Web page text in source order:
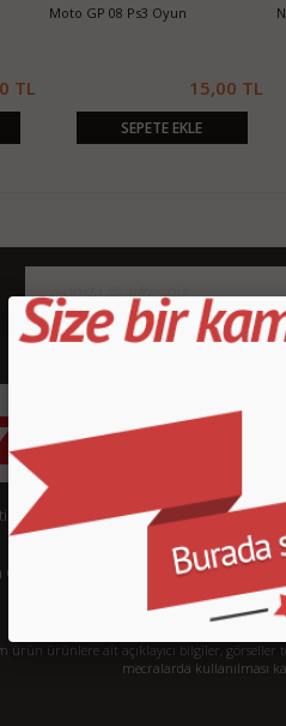
TL
Moto GP 08 Ps3 Oyun
15,00 TL
SEPETE EKLE
Konak Ap. No:77/1 Beşiktaş - İstanbul
ürünlere ait açıklayıcı bilgiler, görseller
mecralarda kullanılması